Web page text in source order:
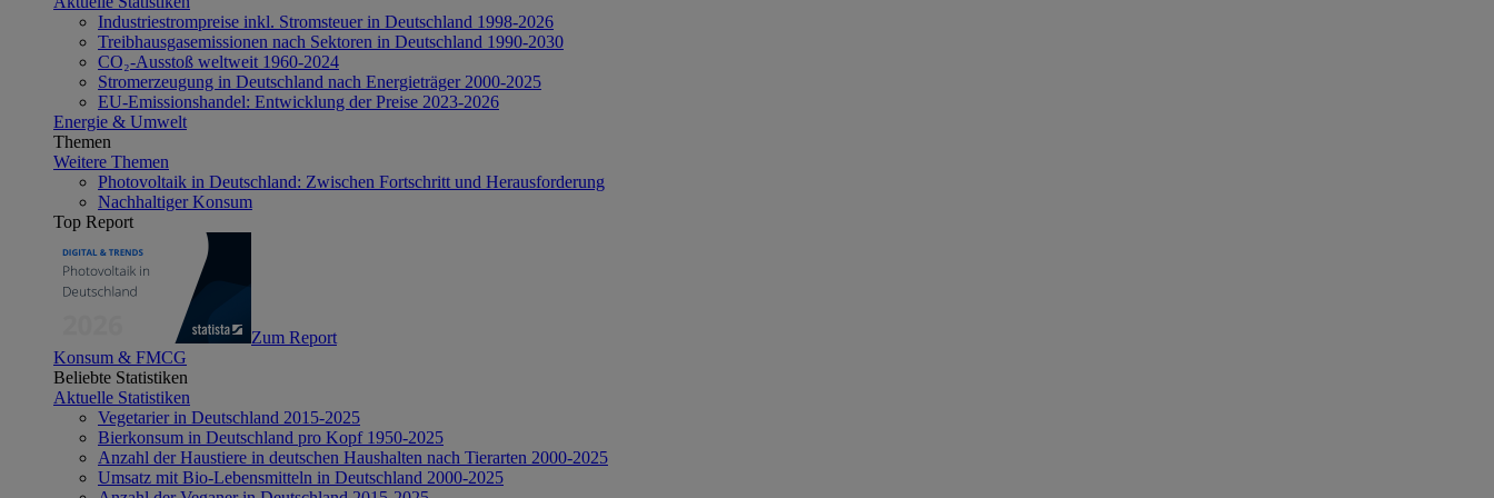
Industriestrompreise inkl. Stromsteuer in Deutschland 1998-2026
Treibhausgasemissionen nach Sektoren in Deutschland 1990-2030
CO₂-Ausstoß weltweit 1960-2024
Stromerzeugung in Deutschland nach Energieträger 2000-2025
EU-Emissionshandel: Entwicklung der Preise 2023-2026
Energie & Umwelt
Themen
Weitere Themen
Photovoltaik in Deutschland: Zwischen Fortschritt und Herausforderung
Nachhaltiger Konsum
Top Report
Zum Report
Konsum & FMCG
Beliebte Statistiken
Aktuelle Statistiken
Vegetarier in Deutschland 2015-2025
Bierkonsum in Deutschland pro Kopf 1950-2025
Anzahl der Haustiere in deutschen Haushalten nach Tierarten 2000-2025
Umsatz mit Bio-Lebensmitteln in Deutschland 2000-2025